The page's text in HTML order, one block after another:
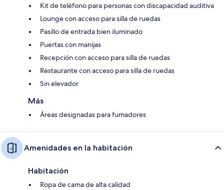
Kit de teléfono para personas con discapacidad auditiva
Lounge con acceso para silla de ruedas
Pasillo de entrada bien iluminado
Puertas con manijas
Recepción con acceso para silla de ruedas
Restaurante con acceso para silla de ruedas
Sin elevador
Más
Áreas designadas para fumadores
Amenidades en la habitación
Habitación
Ropa de cama de alta calidad